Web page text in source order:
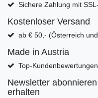
Sichere Zahlung mit
Kostenloser Versand
ab € 50,- (Österreich
Made in Austria
Top-Kundenbewertungen
Newsletter
erhalten